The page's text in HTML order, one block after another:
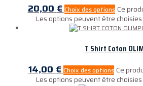
20,00 € Choix des options Ce
Les options peuvent être
T Shirt Coton
14,00€ Choix des options Ce
Les options peuvent être